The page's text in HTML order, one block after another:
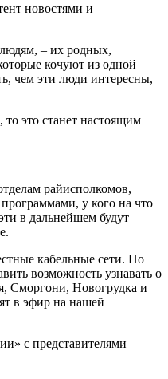
новостями и
– их родных,
кочуют из одной
чем эти люди интересны,
это станет настоящим
райисполкомов,
у кого на что
в дальнейшем будут
кабельные сети. Но
возможность узнавать о
Сморгони, Новогрудка и
в эфир на нашей
с представителями